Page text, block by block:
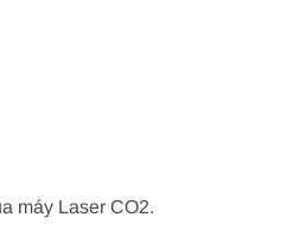
máy Laser CO2.